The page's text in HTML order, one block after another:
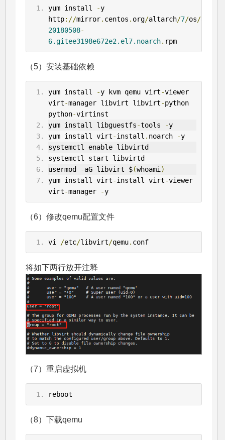
yum install -y
http://mirror. centos . org/altarch/7/os/
20180508-
6.gitee3198e672e2.el7.noarch. rpm
（5）安装基础依赖
yum install -y kvm qemu virt-viewer
virt-manager libvirt libvirt-python
python-virtinst
yum install libguestfs-tools -y
yum install virt-install . noarch -y
systemctl enable libvirtd
systemctl start libvirtd
usermod
-aG libvirt $(whoami )
yum install virt-install virt-viewer
virt-manager -y
（6）修改qemu配置文件
vi /etc/libvirt/qemu. conf
将如下两行放开注释
（7）重启虚拟机
reboot
（8）下载qemu